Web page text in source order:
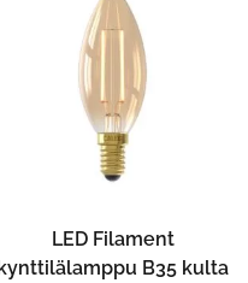
LED Filament
B35 kulta